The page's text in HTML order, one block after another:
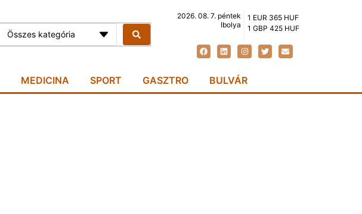
Összes kategória
2026. 08. 7. péntek
Ibolya
1 EUR 365 HUF
1 GBP 425 HUF
MEDICINA SPORT GASZTRO BULVÁR